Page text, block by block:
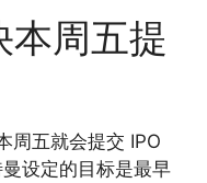
周五提
周五就会提交 IPO
设定的目标是最早